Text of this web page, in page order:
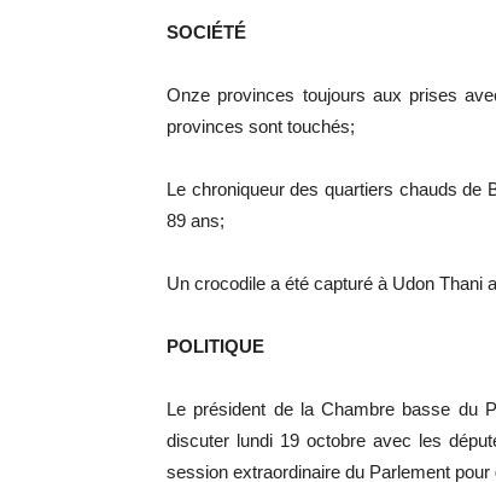
SOCIÉTÉ
Onze provinces toujours aux prises
provinces sont touchés;
Le chroniqueur des quartiers chauds de
89 ans;
Un crocodile a été capturé à Udon Thani
POLITIQUE
Le président de la Chambre basse du
discuter lundi 19 octobre avec les
session extraordinaire du Parlement